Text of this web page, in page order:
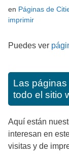
en Páginas de
imprimir
Puedes ver
Las
todo el sitio
Aquí están
interesan en
visitas y de